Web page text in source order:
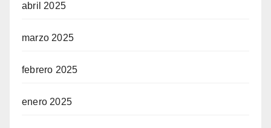
abril 2025
marzo 2025
febrero 2025
enero 2025